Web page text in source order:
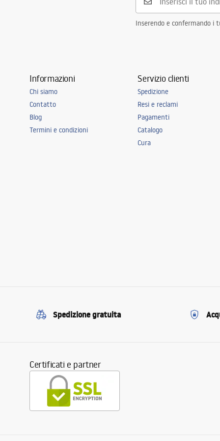
Inserendo e confermando i
Informazioni
Chi siamo
Contatto
Blog
Termini e condizioni
Servizio clienti
Spedizione
Resi e reclami
Pagamenti
Catalogo
Cura
Spedizione gratuita
Certificati e partner